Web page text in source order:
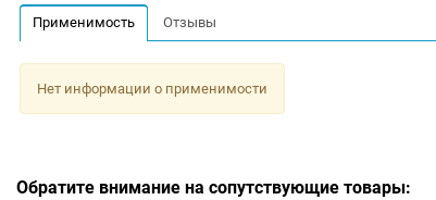
Применимость Отзывы
Нет информации о применимости
Обратите внимание на сопутствующие товары: